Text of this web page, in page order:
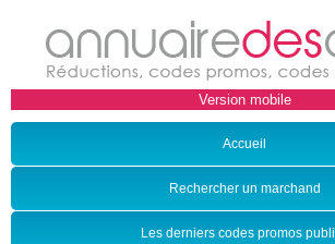
Accueil
Rechercher un marchand
Les derniers codes promos